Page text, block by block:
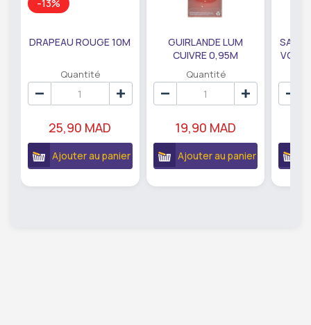
-13%
DRAPEAU ROUGE 10M
Quantité
25,90 MAD
Ajouter au panier
GUIRLANDE LUM
CUIVRE 0,95M
DE79207
Quantité
19,90 MAD
Ajouter au panier